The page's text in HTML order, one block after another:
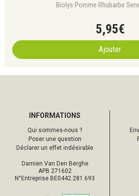
Biolys Pomme Rhubarbe
5,95€
Ajouter
INFORMATIONS
Qui sommes-nous ?
Poser une question
Déclarer un effet indésirable
Damien Van Den Berghe
APB 271602
N°Entreprise BE0442.281.693